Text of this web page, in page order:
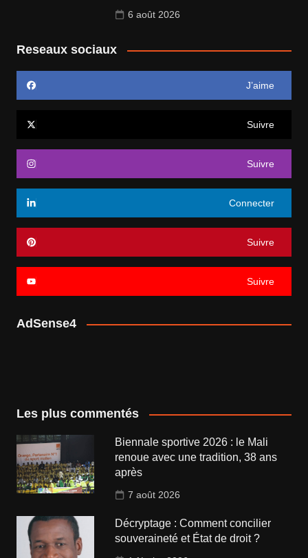
6 août 2026
Reseaux sociaux
J’aime
Suivre
Suivre
Connecter
Suivre
Suivre
AdSense4
Les plus commentés
Biennale sportive 2026 : le Mali
renoue avec une tradition, 38 ans
après
7 août 2026
Décryptage : Comment concilier
souveraineté et État de droit ?